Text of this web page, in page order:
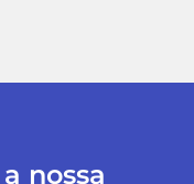
nossa